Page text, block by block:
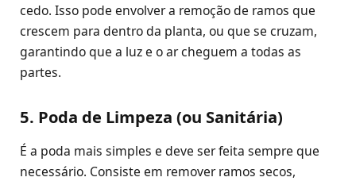
cedo. Isso pode envolver a remoção de ramos que
crescem para dentro da planta, ou que se cruzam,
garantindo que a luz e o ar cheguem a todas as
partes.
5. Poda de Limpeza (ou Sanitária)
É a poda mais simples e deve ser feita sempre que
necessário. Consiste em remover ramos secos,